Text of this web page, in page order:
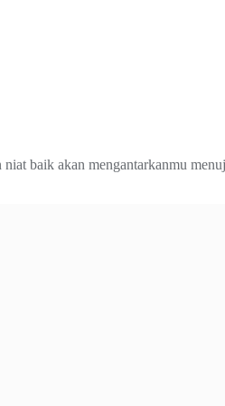
baik akan mengantarkanmu